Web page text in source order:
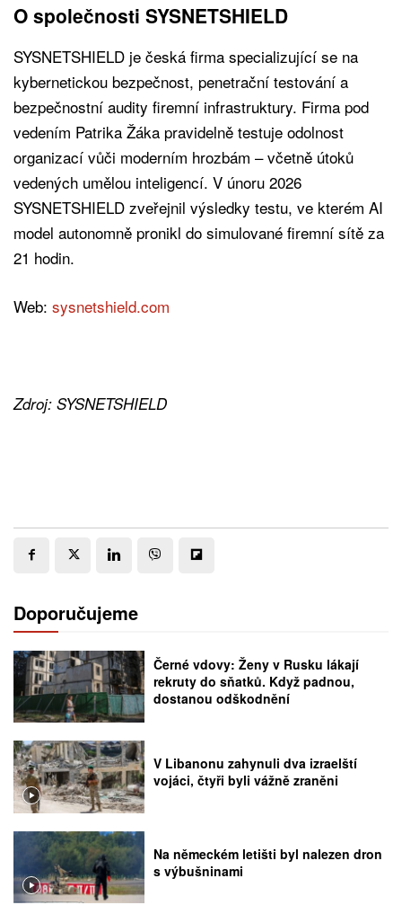
O společnosti SYSNETSHIELD
SYSNETSHIELD je česká firma specializující se na
kybernetickou bezpečnost, penetrační testování a
bezpečnostní audity firemní infrastruktury. Firma pod
vedením Patrika Žáka pravidelně testuje odolnost
organizací vůči moderním hrozbám – včetně útoků
vedených umělou inteligencí. V únoru 2026
SYSNETSHIELD zveřejnil výsledky testu, ve kterém AI
model autonomně pronikl do simulované firemní sítě za
21 hodin.
Web: sysnetshield.com
Zdroj: SYSNETSHIELD
Doporučujeme
Černé vdovy: Ženy v Rusku lákají
rekruty do sňatků. Když padnou,
dostanou odškodnění
V Libanonu zahynuli dva izraelští
vojáci, čtyři byli vážně zraněni
Na německém letišti byl nalezen dron
s výbušninami